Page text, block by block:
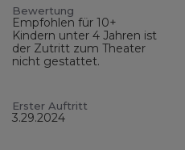
Bewertung
Empfohlen für 10+
Kindern unter 4 Jahren ist
der Zutritt zum Theater
nicht gestattet.
Erster Auftritt
3.29.2024